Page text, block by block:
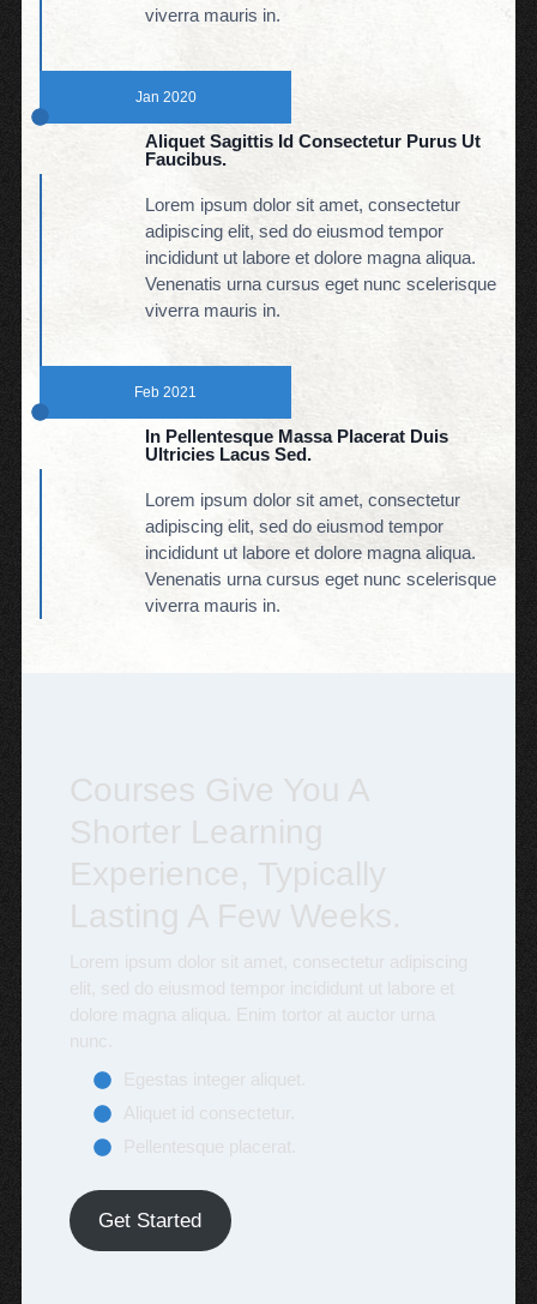
viverra mauris in.
Jan 2020
Aliquet Sagittis Id Consectetur Purus Ut
Faucibus.
Lorem ipsum dolor sit amet, consectetur
adipiscing elit, sed do eiusmod tempor
incididunt ut labore et dolore magna aliqua.
Venenatis urna cursus eget nunc scelerisque
viverra mauris in.
Feb 2021
In Pellentesque Massa Placerat Duis
Ultricies Lacus Sed.
Lorem ipsum dolor sit amet, consectetur
adipiscing elit, sed do eiusmod tempor
incididunt ut labore et dolore magna aliqua.
Venenatis urna cursus eget nunc scelerisque
viverra mauris in.
Courses Give You A
Shorter Learning
Experience, Typically
Lasting A Few Weeks.
Lorem ipsum dolor sit amet, consectetur adipiscing
elit, sed do eiusmod tempor incididunt ut labore et
dolore magna aliqua. Enim tortor at auctor urna
nunc.
Egestas integer aliquet.
Aliquet id consectetur.
Pellentesque placerat.
Get Started